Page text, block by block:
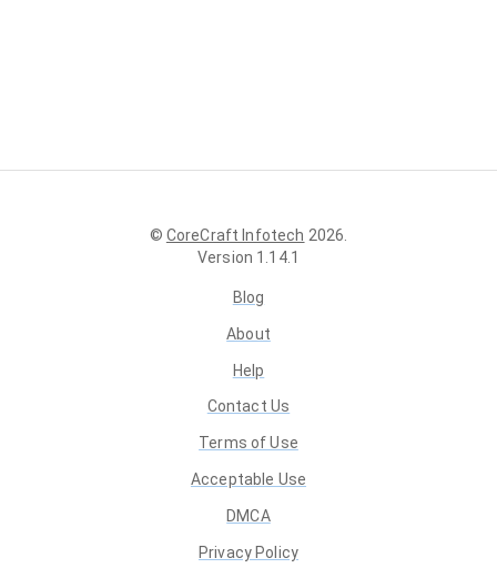
© CoreCraft Infotech 2026
Version 1.14.1
Blog
About
Help
Contact Us
Terms of Use
Acceptable Use
DMCA
Privacy Policy